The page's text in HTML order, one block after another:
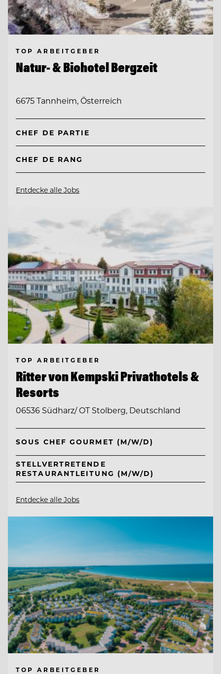
TOP ARBEITGEBER
Natur- & Biohotel Bergzeit
6675 Tannheim, Österreich
CHEF DE PARTIE
CHEF DE RANG
Entdecke alle Jobs
TOP ARBEITGEBER
Ritter von Kempski Privathotels &
Resorts
06536 Südharz/ OT Stolberg, Deutschland
SOUS CHEF GOURMET (M/W/D)
STELLVERTRETENDE
RESTAURANTLEITUNG (M/W/D)
Entdecke alle Jobs
TOP ARBEITGEBER